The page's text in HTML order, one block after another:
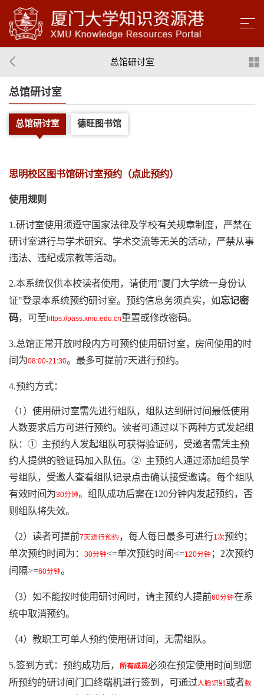
总馆研讨室
总馆研讨室
总馆研讨室 德旺图书馆
思明校区图书馆研讨室预约（点此预约）
使用规则
1.研讨室使用须遵守国家法律及学校有关规章制度，严禁在
研讨室进行与学术研究、学术交流等无关的活动，严禁从事
违法、违纪或宗教等活动。
2.本系统仅供本校读者使用，请使用"厦门大学统一身份认
证"登录本系统预约研讨室。预约信息务须真实，如忘记密
码，可至https://pass.xmu.edu.cn重置或修改密码。
3.总馆正常开放时段内方可预约使用研讨室，房间使用的时
间为08:00-21:30。最多可提前7天进行预约。
4.预约方式：
（1）使用研讨室需先进行组队，组队达到研讨间最低使用
人数要求后方可进行预约。读者可通过以下两种方式发起组
队：① 主预约人发起组队可获得验证码，受邀者需凭主预
约人提供的验证码加入队伍。② 主预约人通过添加组员学
号组队，受邀人查看组队记录点击确认接受邀请。每个组队
有效时间为30分钟。组队成功后需在120分钟内发起预约，否
则组队将失效。
（2）读者可提前7天进行预约 ，每人每日最多可进行1次预约；
单次预约时间为：
30分钟<=单次预约时间<=120分钟 ；2次预约
间隔>=60分钟。
（3）如不能按时使用研讨间时，请主预约人提前60分钟在系
统中取消预约。
（4）教职工可单人预约使用研讨间，无需组队。
5.签到方式：预约成功后， 所有成员必须在预定使用时间到您
所预约的研讨间门口终端机进行签到，可通过人脸识别 或者数